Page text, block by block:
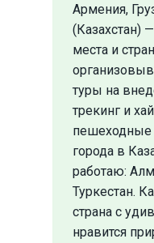
Армения,
(Казахстан)
места и
туры на
трекинг и
пешеходные
города в
работаю:
Туркестан.
страна с
нравится